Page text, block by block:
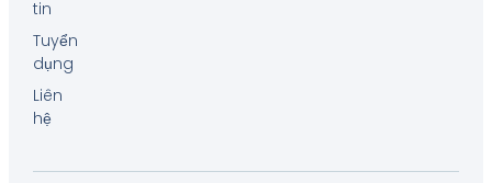
tin
Tuyển
dụng
Liên
hệ